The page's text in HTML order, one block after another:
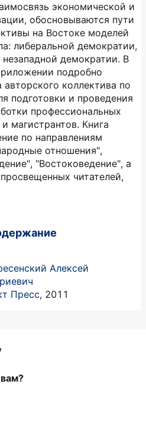
экономической и
обосновываются пути
на Востоке моделей
либеральной демократии,
демократии. В
подробно
коллектива по
подготовки и проведения
профессиональных
магистрантов. Книга
по направлениям
отношения",
"Востоковедение", а
читателей,
Алексей
Пресс, 2011